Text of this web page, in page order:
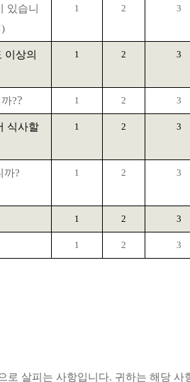
있습니
)
1 2 3
이상의
1 2 3
?? 1 2 3
식사할
1 2 3
까?
1 2 3
1 2 3
1 2 3
로 살피는 사항입니다. 귀하는 해당 사